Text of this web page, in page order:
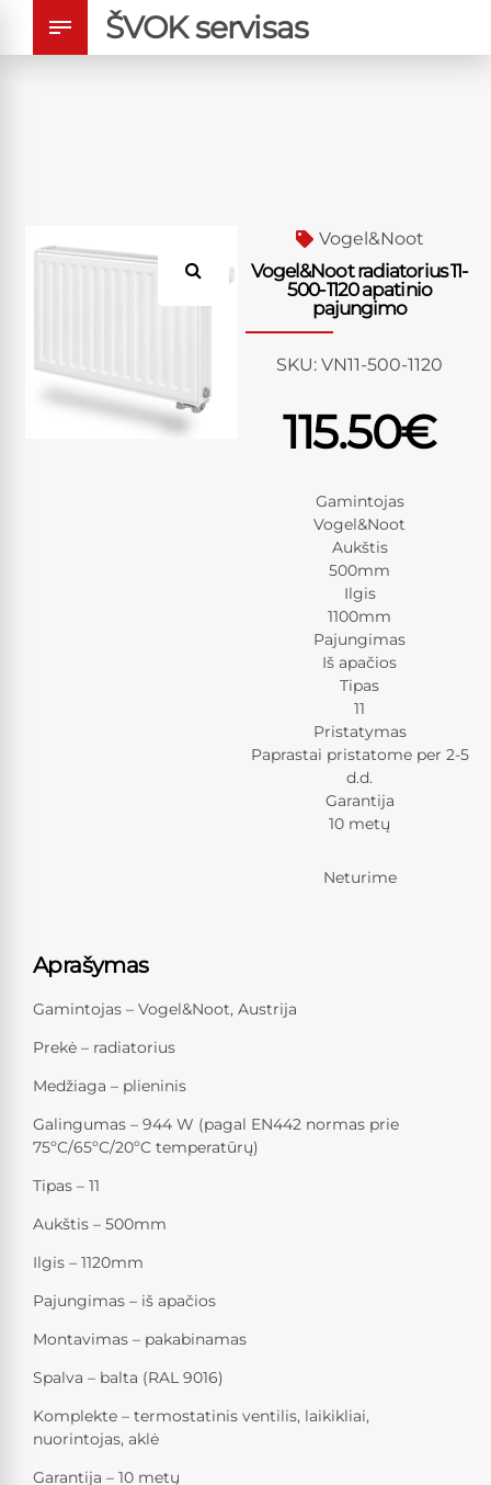
ŠVOK servisas
Vogel&Noot
Vogel&Noot radiatorius 11-
500-1120 apatinio
pajungimo
SKU: VN11-500-1120
115.50€
Gamintojas
Vogel&Noot
Aukštis
500mm
Ilgis
1100mm
Pajungimas
Iš apačios
Tipas
11
Pristatymas
Paprastai pristatome per 2-5
d.d.
Garantija
10 metų
Neturime
Aprašymas
Gamintojas – Vogel&Noot, Austrija
Prekė – radiatorius
Medžiaga – plieninis
Galingumas – 944 W (pagal EN442 normas prie
75ºC/65ºC/20ºC temperatūrų)
Tipas – 11
Aukštis – 500mm
Ilgis – 1120mm
Pajungimas – iš apačios
Montavimas – pakabinamas
Spalva – balta (RAL 9016)
Komplekte – termostatinis ventilis, laikikliai,
nuorintojas, aklė
Garantija – 10 metų